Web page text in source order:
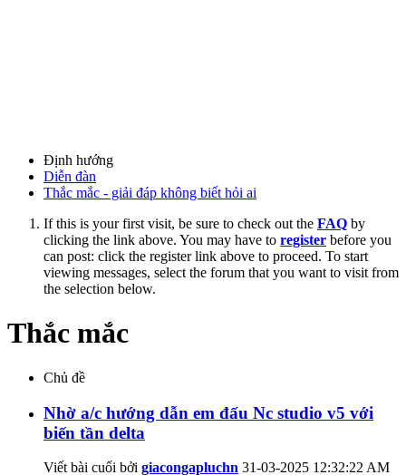
Định hướng
Diễn đàn
Thắc mắc - giải đáp không biết hỏi ai
If this is your first visit, be sure to check out the FAQ by
clicking the link above. You may have to register before you
can post: click the register link above to proceed. To start
viewing messages, select the forum that you want to visit from
the selection below.
Thắc mắc
Chủ đề
Nhờ a/c hướng dẫn em đấu Nc studio v5 với
biến tần delta
Viết bài cuối bởi giacongapluchn 31-03-2025 12:32:22 AM